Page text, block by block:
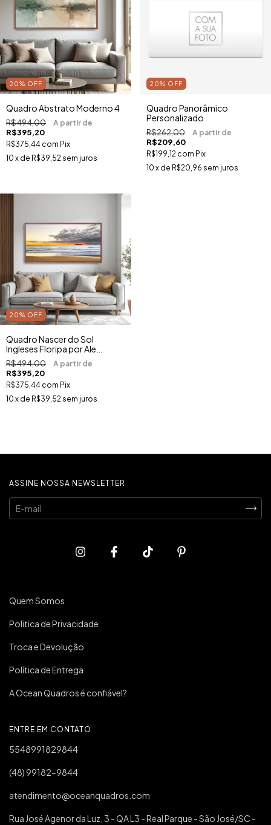
20% OFF
Quadro Abstrato Moderno 4
R$494,00
R$395,20
R$375,44 com Pix
10 x de R$39,52 sem juros
20% OFF
Quadro Panorâmico
Personalizado
R$262,00
R$209,60
R$199,12 com Pix
10 x de R$20,96 sem juros
20% OFF
Quadro Nascer do Sol
Ingleses Floripa por Ale
Gazola
R$494,00
R$395,20
R$375,44 com Pix
10 x de R$39,52 sem juros
ASSINE NOSSA NEWSLETTER
Quem Somos
Politica de Privacidade
Troca e Devolução
Política de Entrega
A Ocean Quadros é confiável?
ENTRE EM CONTATO
5548991829844
(48) 99182-9844
atendimento@oceanquadros.com
Rua José Agenor da Luz, 3 - QA L3 - Real Parque - São José/SC -